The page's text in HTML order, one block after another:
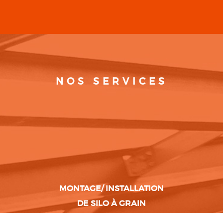
NOS SERVICES
MONTAGE/ INSTALLATION
DE SILO À GRAIN